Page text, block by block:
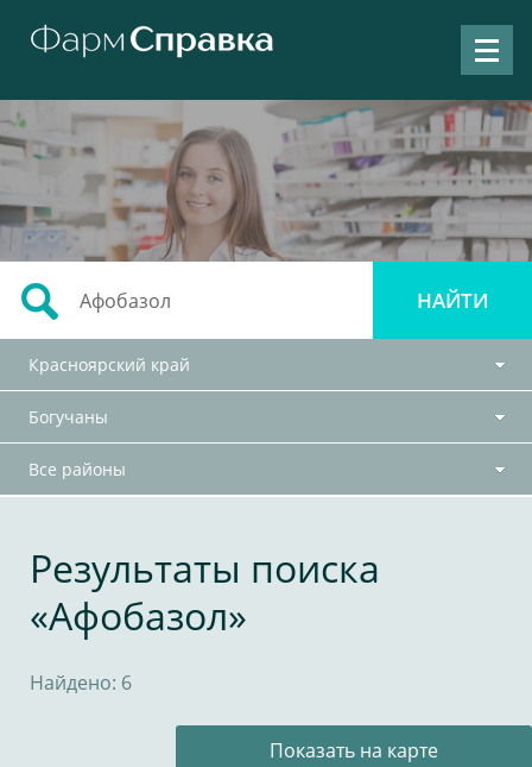
Красноярский край
Богучаны
Все районы
Результаты поиска
«Афобазол»
Найдено: 6
Показать на карте